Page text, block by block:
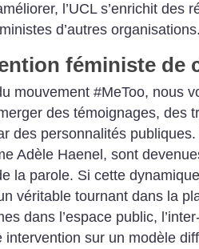
l’UCL s’enrichit des
d’autres organisations.
féministe de
mouvement #MeToo, nous
des témoignages, des
des personnalités
Adèle Haenel, sont
la parole. Si cette
véritable tournant dans la
dans l’espace public,
intervention sur un modèle